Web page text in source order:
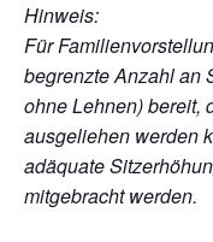
Hinweis:
Für
begrenzte Anzahl an
ohne Lehnen) bereit,
ausgeliehen werden
adäquate
mitgebracht werden.